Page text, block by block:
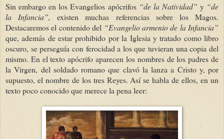
Sin embargo en los Evangelios apócrifos“de la Natividad” y “de
la Infancia”,
existen muchas referencias sobre los Magos.
Destacaremos el contenido del “Evangelio armenio de la Infancia”
que, además de estar prohibido por la Iglesia y tratado como libro
oscuro, se perseguía con ferocidad a los que tuvieran una copia del
mismo. En el texto apócrifo aparecen los nombres de los padres de
la Virgen, del soldado romano que clavó la lanza a Cristo y, por
supuesto, el nombre de los tres Reyes. Así se habla de ellos, en un
texto poco conocido que merece la pena leer: